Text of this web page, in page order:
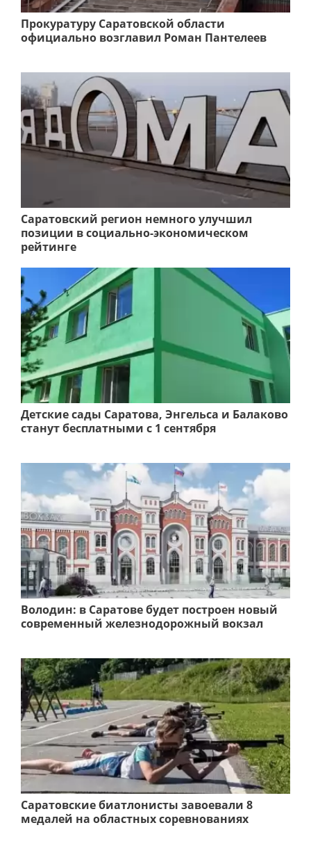
Прокуратуру Саратовской области
официально возглавил Роман Пантелеев
Саратовский регион немного улучшил
позиции в социально-экономическом
рейтинге
Детские сады Саратова, Энгельса и Балаково
станут бесплатными с 1 сентября
Володин: в Саратове будет построен новый
современный железнодорожный вокзал
Саратовские биатлонисты завоевали 8
медалей на областных соревнованиях